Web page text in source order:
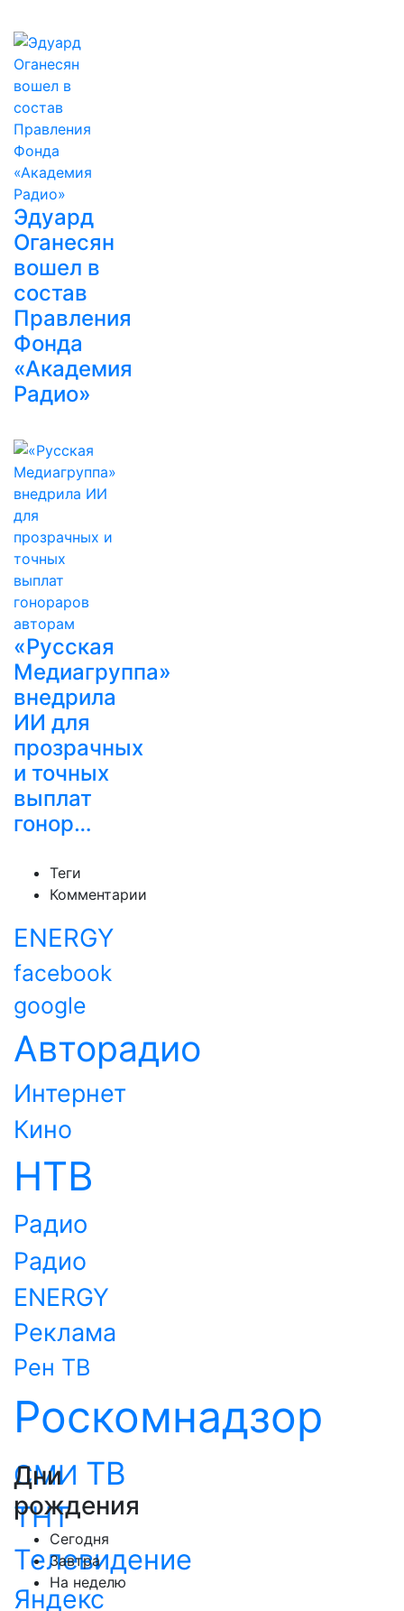
Эдуард
Оганесян
вошел в
состав
Правления
Фонда
«Академия
Радио»
«Русская
Медиагруппа»
внедрила
ИИ для
прозрачных
и точных
выплат
гонор…
Теги
Комментарии
ENERGY
facebook
google
Авторадио
Интернет
Кино
НТВ
Радио
Радио
ENERGY
Реклама
Рен ТВ
Роскомнадзор
СМИ ТВ
ТНТ
Телевидение
Яндекс
Дни
рождения
Сегодня
Завтра
На неделю